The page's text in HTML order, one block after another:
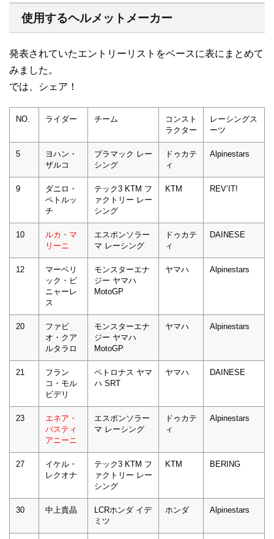
使用するヘルメットメーカー
発表されていたエントリーリストをベースに表にまとめて
みました。
では、シェア！
NO. ライダー チーム
コンスト
ラクター
レーシングス
ーツ
5
ヨハン・
ザルコ
プラマック レー
シング
ドゥカテ
ィ
Alpinestars
9
ダニロ・
ペトルッ
チ
テック3 KTM フ
ァクトリー レー
シング
KTM REV’IT!
10
ルカ・マ
リーニ
エスポンソラー
マ レーシング
ドゥカテ
ィ
DAINESE
12
マーベリ
ック・ビ
ニャーレ
ス
モンスターエナ
ジー ヤマハ
MotoGP
ヤマハ Alpinestars
20
ファビ
オ・クア
ルタラロ
モンスターエナ
ジー ヤマハ
MotoGP
ヤマハ Alpinestars
21
フラン
コ・モル
ビデリ
ペトロナス ヤマ
ハ SRT
ヤマハ DAINESE
23
エネア・
バスティ
アニーニ
エスポンソラー
マ レーシング
ドゥカテ
ィ
Alpinestars
27
イケル・
レクオナ
テック3 KTM フ
ァクトリー レー
シング
KTM BERING
30 中上貴晶
LCRホンダ イデ
ミツ
ホンダ Alpinestars